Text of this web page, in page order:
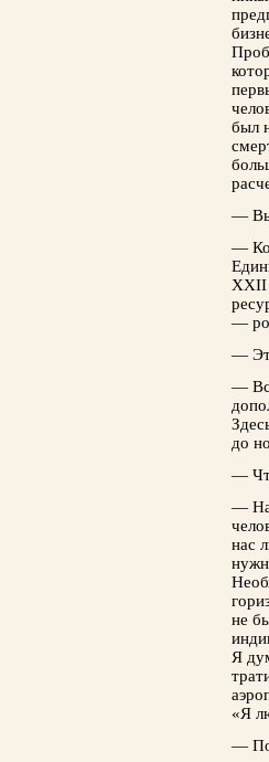
был
—
—
XXII
—
—
—
до
—
—
нас
не
Я
«Я
—